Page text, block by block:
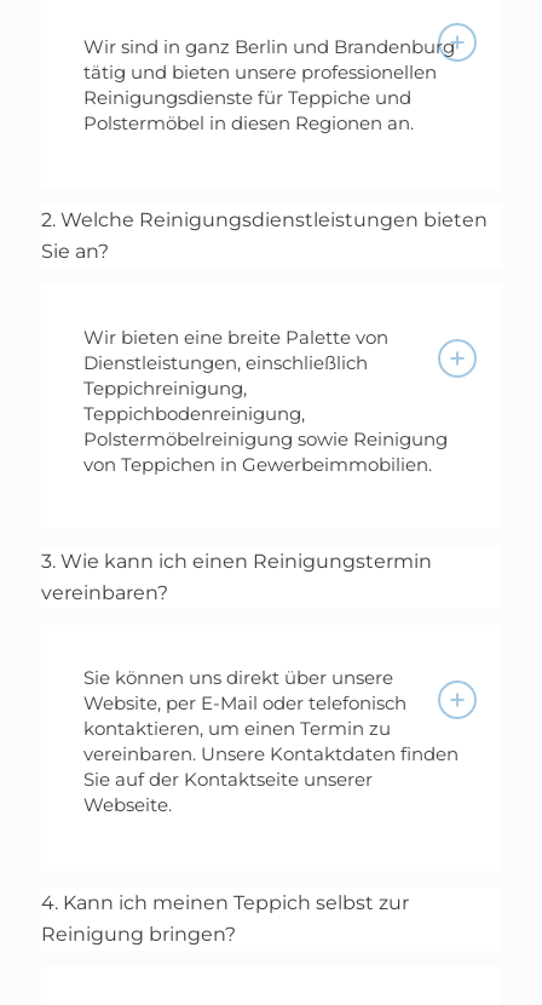
Wir sind in ganz Berlin und Brandenburg
tätig und bieten unsere professionellen
Reinigungsdienste für Teppiche und
Polstermöbel in diesen Regionen an.
2. Welche Reinigungsdienstleistungen bieten
Sie an?
Wir bieten eine breite Palette von
Dienstleistungen, einschließlich
Teppichreinigung,
Teppichbodenreinigung,
Polstermöbelreinigung sowie Reinigung
von Teppichen in Gewerbeimmobilien.
3. Wie kann ich einen Reinigungstermin
vereinbaren?
Sie können uns direkt über unsere
Website, per E-Mail oder telefonisch
kontaktieren, um einen Termin zu
vereinbaren. Unsere Kontaktdaten finden
Sie auf der Kontaktseite unserer
Webseite.
4. Kann ich meinen Teppich selbst zur
Reinigung bringen?